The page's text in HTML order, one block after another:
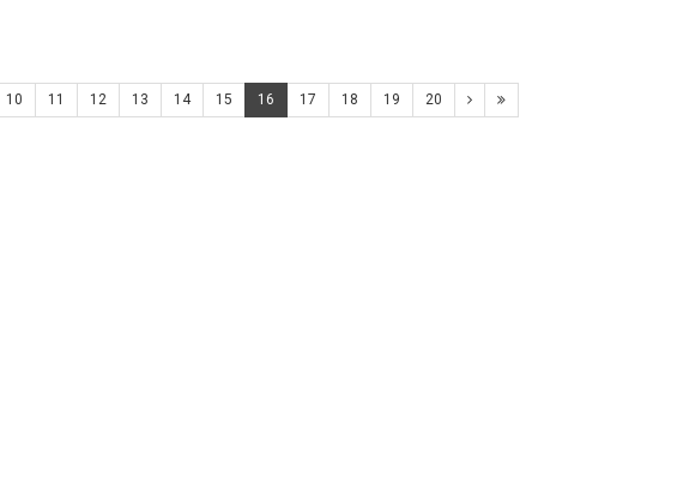
10 11 12 13 14 15 16 17 18 19 20